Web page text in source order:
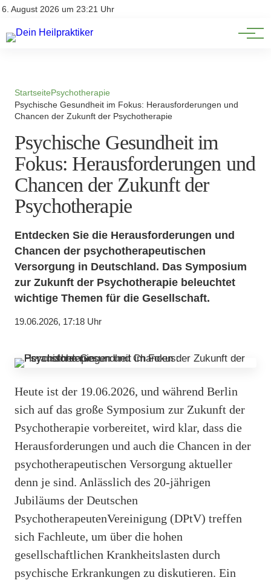
6. August 2026 um 23:21 Uhr
Impressum
Natürliche Medizin
Heilpflanzen & Kräuterkunde
StartseitePsychotherapie
Psychische Gesundheit im Fokus: Herausforderungen und
Chancen der Zukunft der Psychotherapie
Psychische Gesundheit im
Fokus: Herausforderungen und
Chancen der Zukunft der
Psychotherapie
Entdecken Sie die Herausforderungen und
Chancen der psychotherapeutischen
Versorgung in Deutschland. Das Symposium
zur Zukunft der Psychotherapie beleuchtet
wichtige Themen für die Gesellschaft.
19.06.2026, 17:18 Uhr
Heute ist der 19.06.2026, und während Berlin
sich auf das große Symposium zur Zukunft der
Psychotherapie vorbereitet, wird klar, dass die
Herausforderungen und auch die Chancen in der
psychotherapeutischen Versorgung aktueller
denn je sind. Anlässlich des 20-jährigen
Jubiläums der Deutschen
PsychotherapeutenVereinigung (DPtV) treffen
sich Fachleute, um über die hohen
gesellschaftlichen Krankheitslasten durch
psychische Erkrankungen zu diskutieren. Ein